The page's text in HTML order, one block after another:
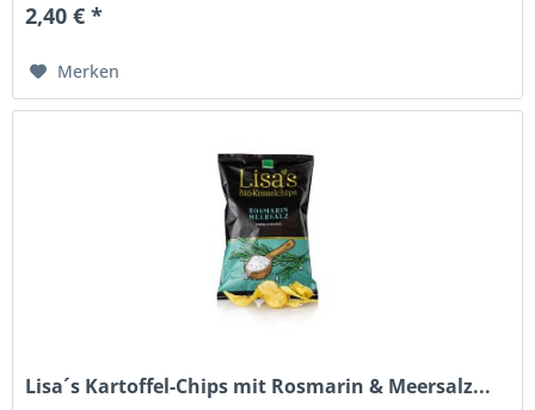
2,40 € *
Merken
Lisa´s Kartoffel-Chips mit Rosmarin & Meersalz...